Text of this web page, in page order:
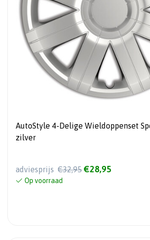
AutoStyle 4-Delige Wieldoppenset
zilver
adviesprijs €32,95 €28,95
Op voorraad